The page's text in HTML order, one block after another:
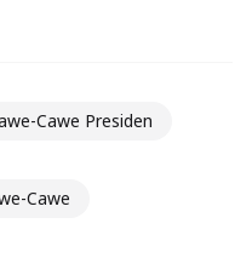
Cawe Presiden
Cawe